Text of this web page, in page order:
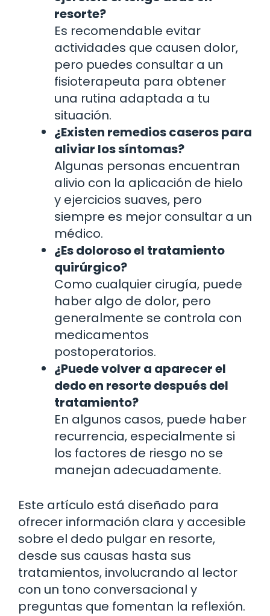
resorte?
Es recomendable evitar
actividades que causen dolor,
pero puedes consultar a un
fisioterapeuta para obtener
una rutina adaptada a tu
situación.
¿Existen remedios caseros para
aliviar los síntomas?
Algunas personas encuentran
alivio con la aplicación de hielo
y ejercicios suaves, pero
siempre es mejor consultar a un
médico.
¿Es doloroso el tratamiento
quirúrgico?
Como cualquier cirugía, puede
haber algo de dolor, pero
generalmente se controla con
medicamentos
postoperatorios.
¿Puede volver a aparecer el
dedo en resorte después del
tratamiento?
En algunos casos, puede haber
recurrencia, especialmente si
los factores de riesgo no se
manejan adecuadamente.
Este artículo está diseñado para
ofrecer información clara y accesible
sobre el dedo pulgar en resorte,
desde sus causas hasta sus
tratamientos, involucrando al lector
con un tono conversacional y
preguntas que fomentan la reflexión.